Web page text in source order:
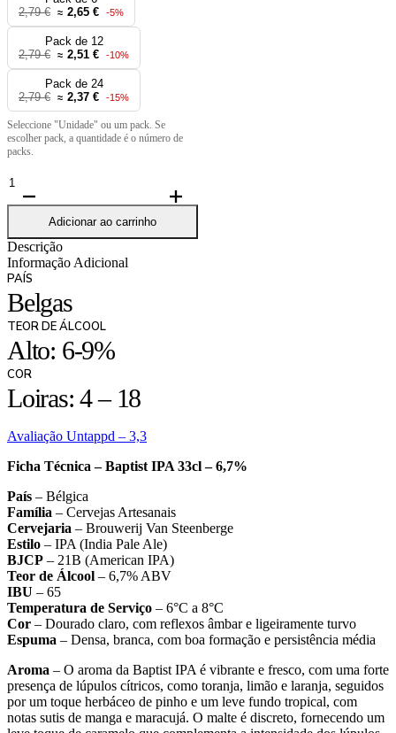
2,79 €
≈ 2,65 € -5%
Pack de 12
2,79 €
≈ 2,51 € -10%
Pack de 24
2,79 €
≈ 2,37 € -15%
Seleccione "Unidade" ou um pack. Se
escolher pack, a quantidade é o número de
packs.
Quantidade
Baptist
IPA
33cl
-
6,7
%
Adicionar ao carrinho
Descrição
Informação Adicional
PAÍS
Belgas
TEOR DE ÁLCOOL
Alto: 6-9%
COR
Loiras: 4 – 18
Avaliação Untappd – 3,3
Ficha Técnica – Baptist IPA 33cl – 6,7%
País – Bélgica
Família – Cervejas Artesanais
Cervejaria – Brouwerij Van Steenberge
Estilo – IPA (India Pale Ale)
BJCP – 21B (American IPA)
Teor de Álcool – 6,7% ABV
IBU – 65
Temperatura de Serviço – 6°C a 8°C
Cor – Dourado claro, com reflexos âmbar e ligeiramente turvo
Espuma – Densa, branca, com boa formação e persistência média
Aroma – O aroma da Baptist IPA é vibrante e fresco, com uma forte
presença de lúpulos cítricos, como toranja, limão e laranja, seguidos
por um toque herbáceo de pinho e um leve fundo tropical, com
notas sutis de manga e maracujá. O malte é discreto, fornecendo um